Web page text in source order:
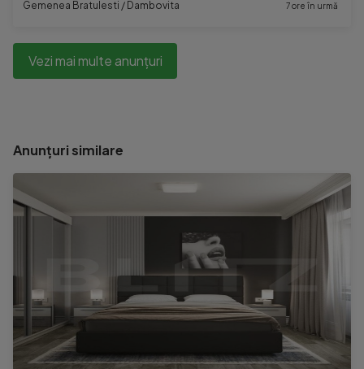
Gemenea Bratulesti / Dambovita 7 ore în urmă
Vezi mai multe anunțuri
Anunțuri similare